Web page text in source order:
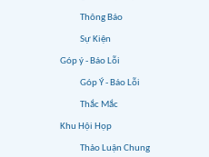
Thông Báo
Sự Kiện
Góp ý - Báo Lỗi
Góp Ý - Báo Lỗi
Thắc Mắc
Khu Hội Họp
Thảo Luận Chung